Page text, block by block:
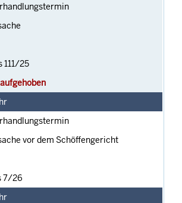
111/25
vor dem Schöffengericht
7/26